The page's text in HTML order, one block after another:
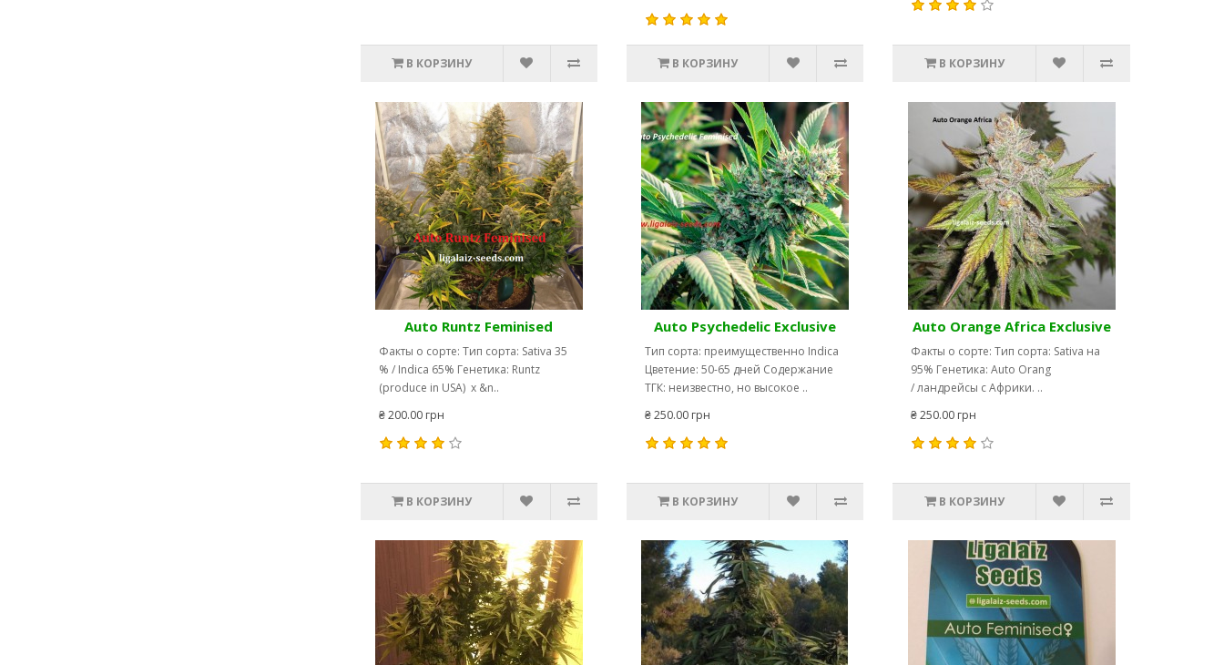
В КОРЗИНУ В КОРЗИНУ В КОРЗИНУ
Auto Runtz Feminised
Факты о сорте: Тип сорта: Sativa 35
% / Indica 65% Генетика: Runtz
(produce in USA) x &n..
₴ 200.00 грн
В КОРЗИНУ
Auto Psychedelic Exclusive
Тип сорта: преимущественно Indica
Цветение: 50-65 дней Содержание
ТГК: неизвестно, но высокое ..
₴ 250.00 грн
В КОРЗИНУ
Auto Orange Africa Exclusive
Факты о сорте: Тип сорта: Sativa на
95% Генетика: Auto Orang
/ ландрейсы с Африки. ..
₴ 250.00 грн
В КОРЗИНУ